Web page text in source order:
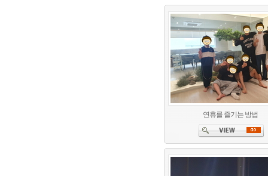
연휴를 즐기는 방법